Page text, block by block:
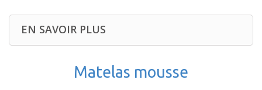
EN SAVOIR PLUS
Matelas mousse